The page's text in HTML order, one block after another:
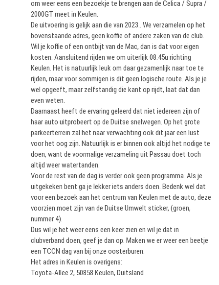
om weer eens een bezoekje te brengen aan de Celica / Supra /
2000GT meet in Keulen.
De uitvoering is gelijk aan die van 2023.. We verzamelen op het
bovenstaande adres, geen koffie of andere zaken van de club.
Wil je koffie of een ontbijt van de Mac, dan is dat voor eigen
kosten. Aansluitend rijden we om uiterlijk 08.45u richting
Keulen. Het is natuurlijk leuk om daar gezamenlijk naar toe te
rijden, maar voor sommigen is dit geen logische route. Als je je
wel opgeeft, maar zelfstandig die kant op rijdt, laat dat dan
even weten.
Daarnaast heeft de ervaring geleerd dat niet iedereen zijn of
haar auto uitprobeert op de Duitse snelwegen. Op het grote
parkeerterrein zal het naar verwachting ook dit jaar een lust
voor het oog zijn. Natuurlijk is er binnen ook altijd het nodige te
doen, want de voormalige verzameling uit Passau doet toch
altijd weer watertanden.
Voor de rest van de dag is verder ook geen programma. Als je
uitgekeken bent ga je lekker iets anders doen. Bedenk wel dat
voor een bezoek aan het centrum van Keulen met de auto, deze
voorzien moet zijn van de Duitse Umwelt sticker, (groen,
nummer 4).
Dus wil je het weer eens een keer zien en wil je dat in
clubverband doen, geef je dan op. Maken we er weer een beetje
een TCCN dag van bij onze oosterburen.
Het adres in Keulen is overigens:
Toyota-Allee 2, 50858 Keulen, Duitsland